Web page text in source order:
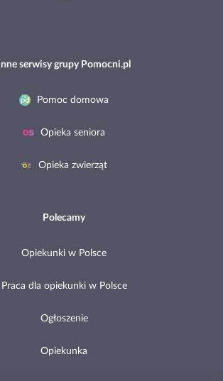
Inne serwisy grupy Pomocni.pl
Pomoc domowa
Opieka seniora
Opieka zwierząt
Polecamy
Opiekunki w Polsce
Praca dla opiekunki w Polsce
Ogłoszenie
Opiekunka